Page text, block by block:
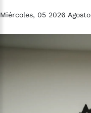
Miércoles, 05 2026 Agosto